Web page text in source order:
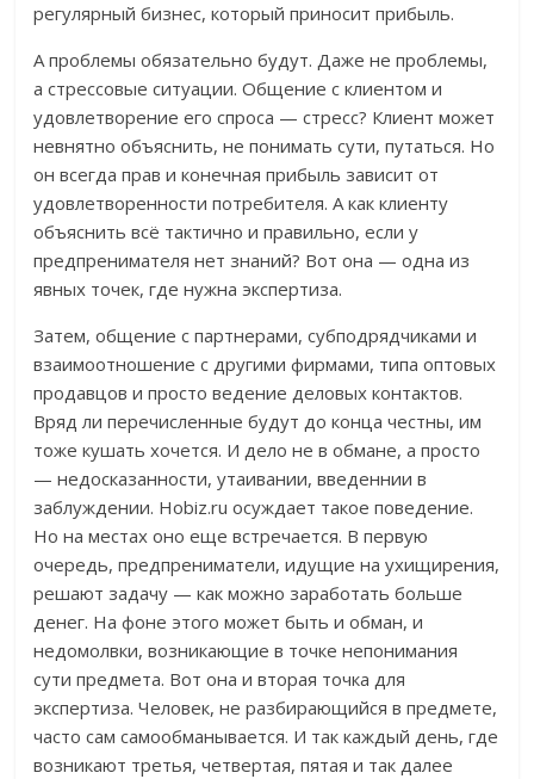
регулярный бизнес, который приносит прибыль.
А проблемы обязательно будут. Даже не проблемы,
а стрессовые ситуации. Общение с клиентом и
удовлетворение его спроса — стресс? Клиент может
невнятно объяснить, не понимать сути, путаться. Но
он всегда прав и конечная прибыль зависит от
удовлетворенности потребителя. А как клиенту
объяснить всё тактично и правильно, если у
предпренимателя нет знаний? Вот она — одна из
явных точек, где нужна экспертиза.
Затем, общение с партнерами, субподрядчиками и
взаимоотношение с другими фирмами, типа оптовых
продавцов и просто ведение деловых контактов.
Вряд ли перечисленные будут до конца честны, им
тоже кушать хочется. И дело не в обмане, а просто
— недосказанности, утаивании, введеннии в
заблуждении. Hobiz.ru осуждает такое поведение.
Но на местах оно еще встречается. В первую
очередь, предпрениматели, идущие на ухищирения,
решают задачу — как можно заработать больше
денег. На фоне этого может быть и обман, и
недомолвки, возникающие в точке непонимания
сути предмета. Вот она и вторая точка для
экспертиза. Человек, не разбирающийся в предмете,
часто сам самообманывается. И так каждый день, где
возникают третья, четвертая, пятая и так далее